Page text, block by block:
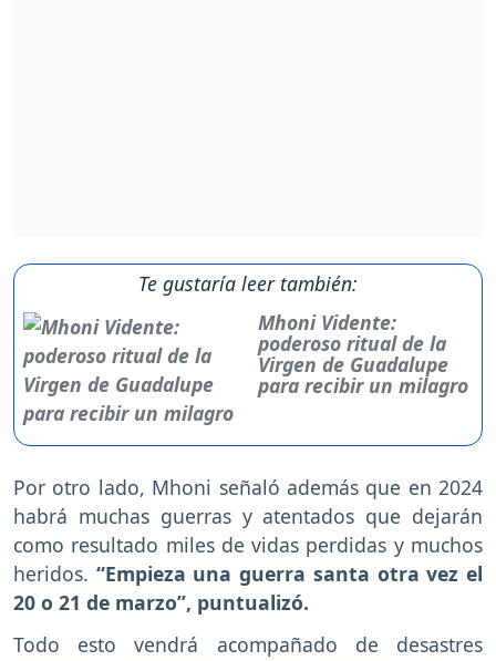
Te gustaría leer también:
Mhoni Vidente:
poderoso ritual de la
Virgen de Guadalupe
para recibir un milagro
Por otro lado, Mhoni señaló además que en 2024
habrá muchas guerras y atentados que dejarán
como resultado miles de vidas perdidas y muchos
heridos. “Empieza una guerra santa otra vez el
20 o 21 de marzo”, puntualizó.
Todo esto vendrá acompañado de desastres